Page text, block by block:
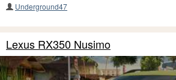
Underground47
Lexus RX350 Nusimo